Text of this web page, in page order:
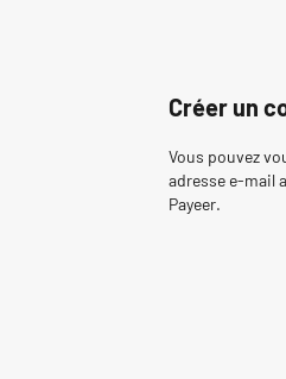
Créer un
Vous pouvez
adresse e-mail
Payeer.